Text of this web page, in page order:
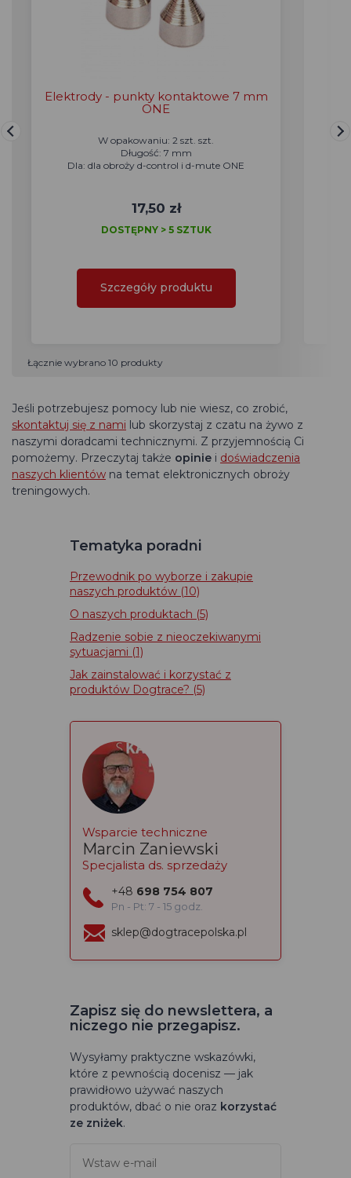
Elektrody - punkty kontaktowe 7 mm
ONE
W opakowaniu: 2 szt. szt.
Długość: 7 mm
Dla: dla obroży d-control i d-mute ONE
17,50 zł
DOSTĘPNY > 5 SZTUK
Szczegóły produktu
Łącznie wybrano 10 produkty
Jeśli potrzebujesz pomocy lub nie wiesz, co zrobić,
skontaktuj się z nami lub skorzystaj z czatu na żywo z
naszymi doradcami technicznymi. Z przyjemnością Ci
pomożemy. Przeczytaj także opinie i doświadczenia
naszych klientów na temat elektronicznych obroży
treningowych.
Tematyka poradni
Przewodnik po wyborze i zakupie
naszych produktów (10)
O naszych produktach (5)
Radzenie sobie z nieoczekiwanymi
sytuacjami (1)
Jak zainstalować i korzystać z
produktów Dogtrace? (5)
Wsparcie techniczne
Marcin Zaniewski
Specjalista ds. sprzedaży
+48 698 754 807
Pn - Pt: 7 - 15 godz.
sklep@dogtracepolska.pl
Zapisz się do newslettera, a
niczego nie przegapisz.
Wysyłamy praktyczne wskazówki,
które z pewnością docenisz — jak
prawidłowo używać naszych
produktów, dbać o nie oraz korzystać
ze zniżek.